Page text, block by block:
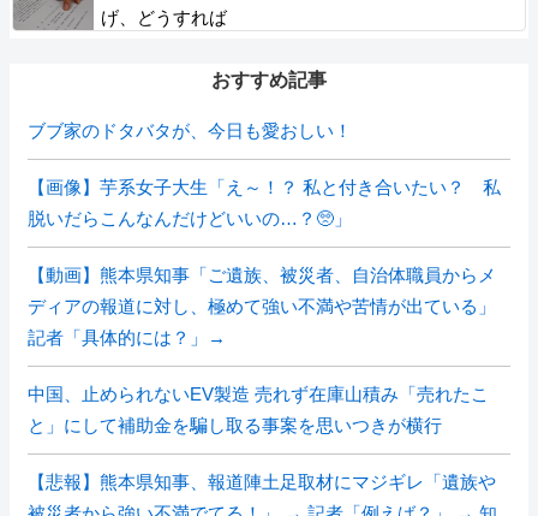
げ、どうすれば
おすすめ記事
ブブ家のドタバタが、今日も愛おしい！
【画像】芋系女子大生「え～！？ 私と付き合いたい？ 私
脱いだらこんなんだけどいいの…？🥺」
【動画】熊本県知事「ご遺族、被災者、自治体職員からメ
ディアの報道に対し、極めて強い不満や苦情が出ている」
記者「具体的には？」→
中国、止められないEV製造 売れず在庫山積み「売れたこ
と」にして補助金を騙し取る事案を思いつきが横行
【悲報】熊本県知事、報道陣土足取材にマジギレ「遺族や